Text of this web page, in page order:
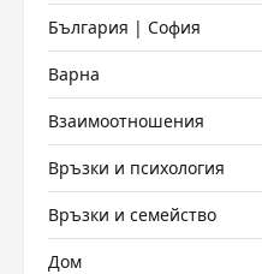
България | София
Варна
Взаимоотношения
Връзки и психология
Връзки и семейство
Дом